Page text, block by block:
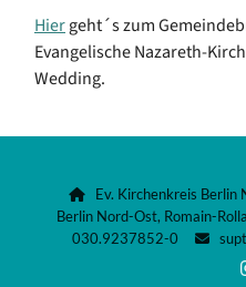
Hiergeht´s zum
Evangelische Nazareth-
Wedding.

Ev. Kirchenkreis
Berlin Nord-Ost, Romain-
030.9237852-0 